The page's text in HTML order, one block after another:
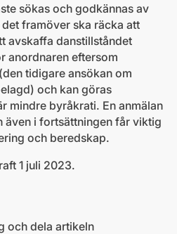
sökas och godkännas av
framöver ska räcka att
avskaffa danstillståndet
anordnaren eftersom
tidigare ansökan om
och kan göras
mindre byråkrati. En anmälan
även i fortsättningen får viktig
och beredskap.
1 juli 2023.
och dela artikeln